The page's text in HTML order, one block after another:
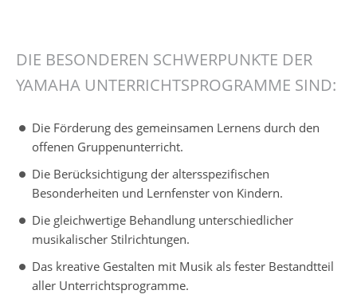
DIE BESONDEREN SCHWERPUNKTE DER
YAMAHA UNTERRICHTSPROGRAMME SIND:
Die Förderung des gemeinsamen Lernens durch den
offenen Gruppenunterricht.
Die Berücksichtigung der altersspezifischen
Besonderheiten und Lernfenster von Kindern.
Die gleichwertige Behandlung unterschiedlicher
musikalischer Stilrichtungen.
Das kreative Gestalten mit Musik als fester Bestandtteil
aller Unterrichtsprogramme.